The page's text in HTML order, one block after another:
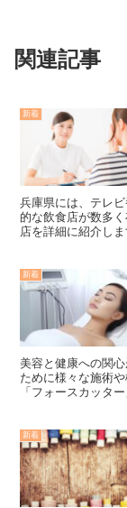
関連記事
新着
兵庫県には、テレ
的な飲食店が数多
店を詳細に紹介し
新着
美容と健康への関
ために様々な施術
「フォースカッタ
新着